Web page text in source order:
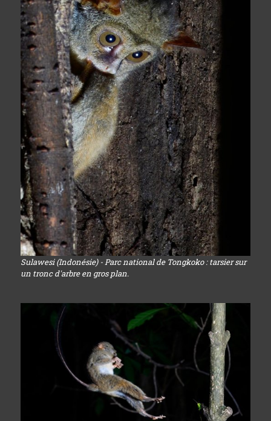
Sulawesi (Indonésie) - Parc national de Tongkoko : tarsier sur
un tronc d'arbre en gros plan.